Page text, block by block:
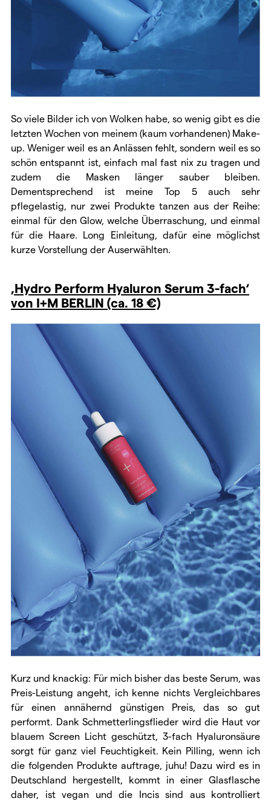
So viele Bilder ich von Wolken habe, so wenig gibt es die
letzten Wochen von meinem (kaum vorhandenen) Make-
up. Weniger weil es an Anlässen fehlt, sondern weil es so
schön entspannt ist, einfach mal fast nix zu tragen und
zudem die Masken länger sauber bleiben.
Dementsprechend ist meine Top 5 auch sehr
pflegelastig, nur zwei Produkte tanzen aus der Reihe:
einmal für den Glow, welche Überraschung, und einmal
für die Haare. Long Einleitung, dafür eine möglichst
kurze Vorstellung der Auserwählten.
‚Hydro Perform Hyaluron Serum 3-fach‘
von I+M BERLIN (ca. 18 €)
Kurz und knackig: Für mich bisher das beste Serum, was
Preis-Leistung angeht, ich kenne nichts Vergleichbares
für einen annähernd günstigen Preis, das so gut
performt. Dank Schmetterlingsflieder wird die Haut vor
blauem Screen Licht geschützt, 3-fach Hyaluronsäure
sorgt für ganz viel Feuchtigkeit. Kein Pilling, wenn ich
die folgenden Produkte auftrage, juhu! Dazu wird es in
Deutschland hergestellt, kommt in einer Glasflasche
daher, ist vegan und die Incis sind aus kontrolliert